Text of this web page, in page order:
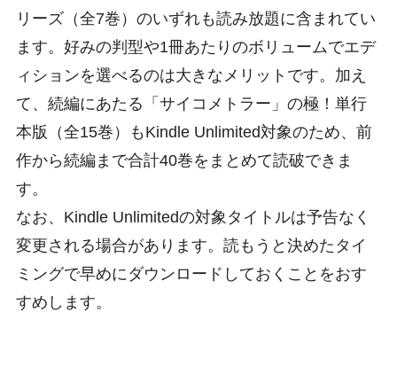
リーズ（全7巻）のいずれも読み放題に含まれてい
ます。好みの判型や1冊あたりのボリュームでエデ
ィションを選べるのは大きなメリットです。加え
て、続編にあたる「サイコメトラー」の極！単行
本版（全15巻）もKindle Unlimited対象のため、前
作から続編まで合計40巻をまとめて読破できま
す。
なお、Kindle Unlimitedの対象タイトルは予告なく
変更される場合があります。読もうと決めたタイ
ミングで早めにダウンロードしておくことをおす
すめします。